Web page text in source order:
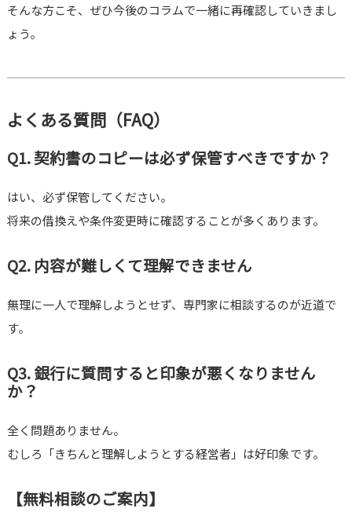
そんな方こそ、ぜひ今後のコラムで一緒に再確認していきまし
ょう。
よくある質問（FAQ）
Q1. 契約書のコピーは必ず保管すべきですか？
はい、必ず保管してください。
将来の借換えや条件変更時に確認することが多くあります。
Q2. 内容が難しくて理解できません
無理に一人で理解しようとせず、専門家に相談するのが近道で
す。
Q3. 銀行に質問すると印象が悪くなりません
か？
全く問題ありません。
むしろ「きちんと理解しようとする経営者」は好印象です。
【無料相談のご案内】